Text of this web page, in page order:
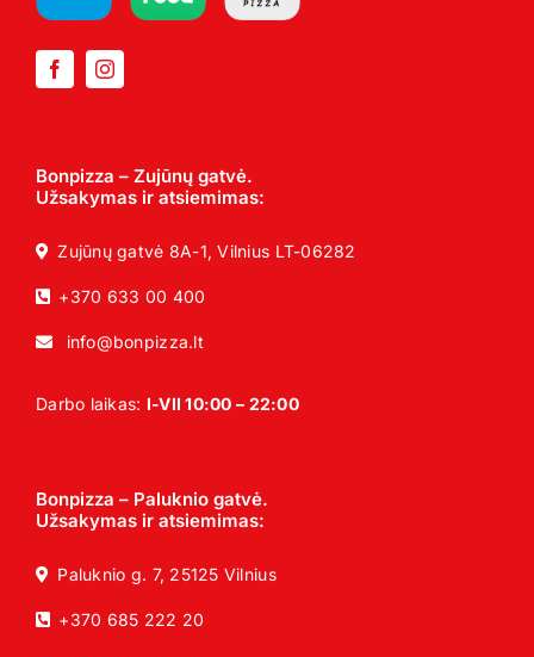
Bonpizza – Zujūnų gatvė.
Užsakymas ir atsiemimas:
Zujūnų gatvė 8A-1, Vilnius LT-06282
+370 633 00 400
info@bonpizza.lt
Darbo laikas: I-VII 10:00 – 22:00
Bonpizza – Paluknio gatvė.
Užsakymas ir atsiemimas:
Paluknio g. 7, 25125 Vilnius
+370 685 222 20